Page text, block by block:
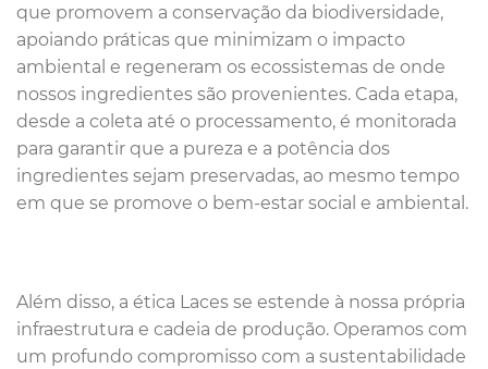
que promovem a conservação da biodiversidade,
apoiando práticas que minimizam o impacto
ambiental e regeneram os ecossistemas de onde
nossos ingredientes são provenientes. Cada etapa,
desde a coleta até o processamento, é monitorada
para garantir que a pureza e a potência dos
ingredientes sejam preservadas, ao mesmo tempo
em que se promove o bem-estar social e ambiental.
Além disso, a ética Laces se estende à nossa própria
infraestrutura e cadeia de produção. Operamos com
um profundo compromisso com a sustentabilidade